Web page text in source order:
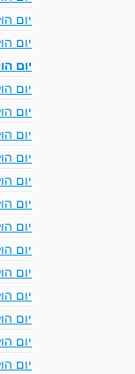
יום
יום
יום
יום
יום
יום
יום
יום
יום
יום
יום
יום
יום
יום
יום
יום